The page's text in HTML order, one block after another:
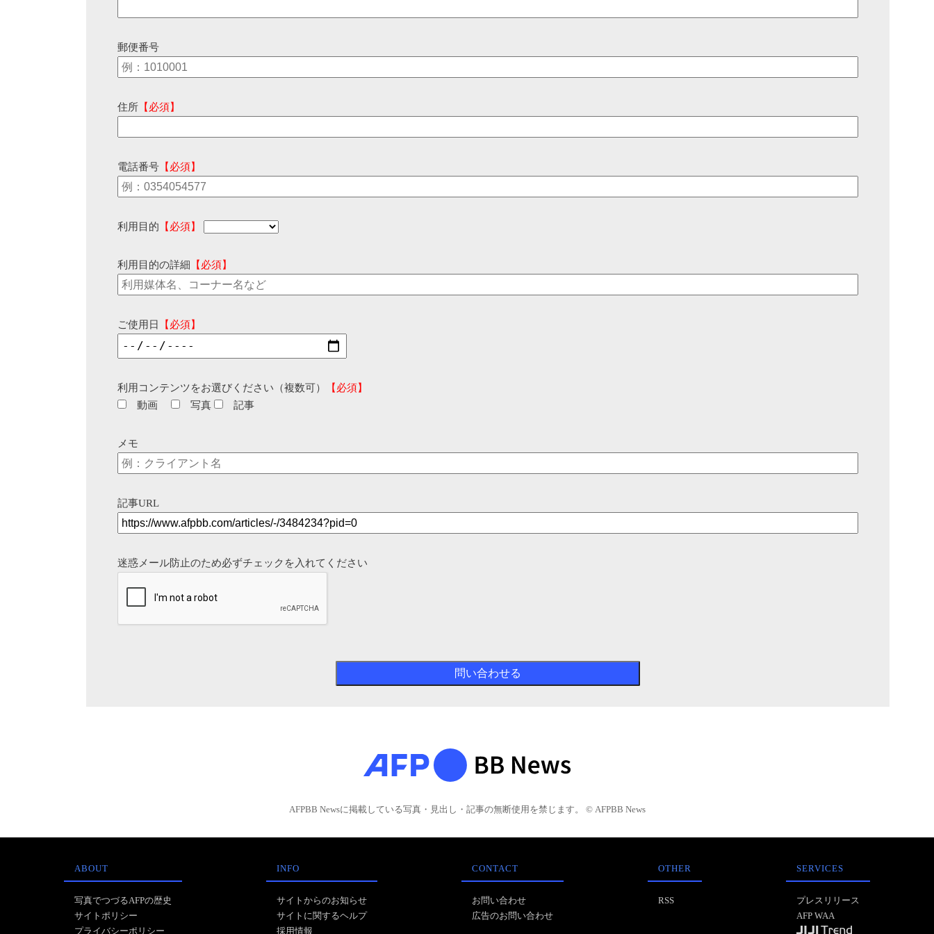
郵便番号
住所 【必須】
電話番号 【必須】
利用目的 【必須】
利用目的の詳細 【必須】
ご使用日 【必須】
利用コンテンツをお選びください（複数可）
【必須】
動画
写真 記事
メモ
記事URL
迷惑メール防止のため必ずチェックを入れてください
AFPBB Newsに掲載している写真・見出し・記事の無断使用を禁じます。 © AFPBB News
ABOUT
写真でつづるAFPの歴史
サイトポリシー
プライバシーポリシー
INFO
サイトからのお知らせ
サイトに関するヘルプ
採用情報
CONTACT
お問い合わせ
広告のお問い合わせ
OTHER
RSS
SERVICES
プレスリリース
AFP WAA